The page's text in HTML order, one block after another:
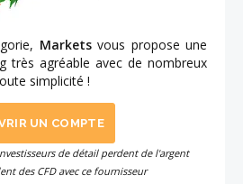
Marketsvous propose une
très agréable avec de nombreux
simplicité !
UN COMPTE
de détail perdent de l'argent
des CFD avec ce fournisseur